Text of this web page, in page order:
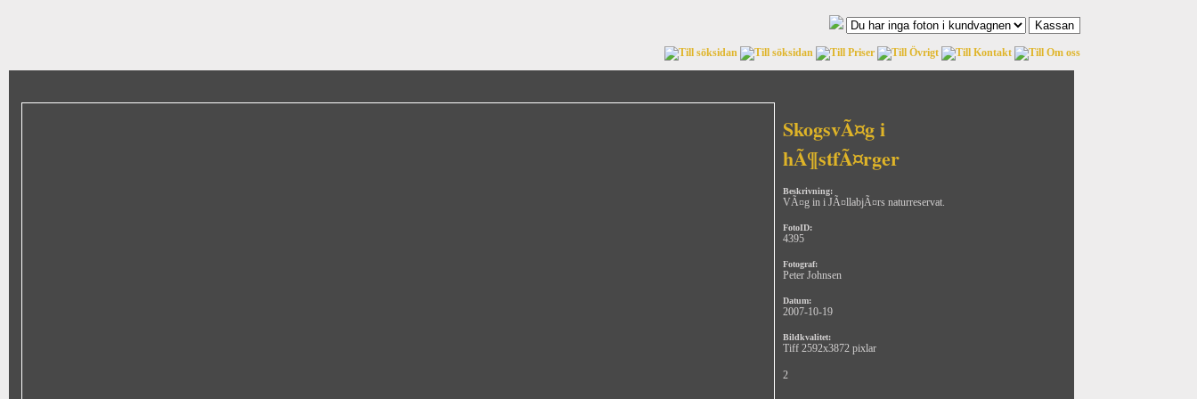
SkogsvÃ¤g i
hÃ¶stfÃ¤rger
Beskrivning:
VÃ¤g in i JÃ¤llabjÃ¤rs naturreservat.
FotoID:
4395
Fotograf:
Peter Johnsen
Datum:
2007-10-19
Bildkvalitet:
Tiff 2592x3872 pixlar
2